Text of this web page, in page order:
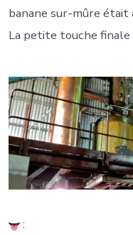
banane sur-mûre était
La petite touche finale
: